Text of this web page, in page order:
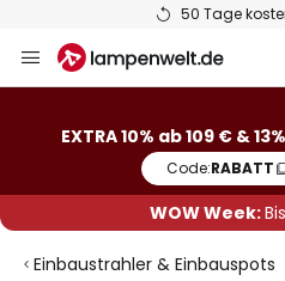
50 Tage
Inhalt
EXTRA 10% ab 109 € &
Code:RABATT
WOW Week:
Einbaustrahler & Einbauspots